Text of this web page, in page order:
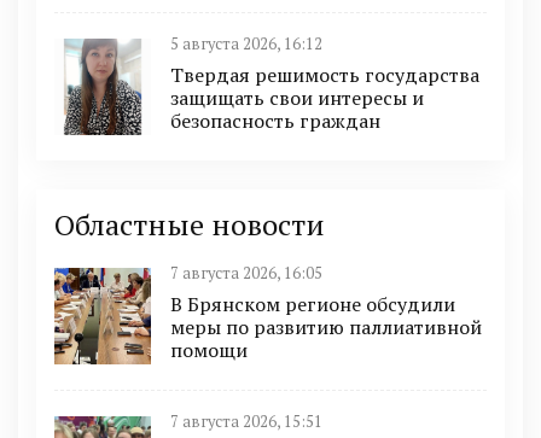
5 августа 2026, 16:12
Твердая решимость государства
защищать свои интересы и
безопасность граждан
Областные новости
7 августа 2026, 16:05
В Брянском регионе обсудили
меры по развитию паллиативной
помощи
7 августа 2026, 15:51